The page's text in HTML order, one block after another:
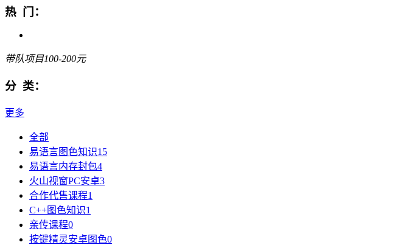
热 门：
带队项目100-200元
分 类：
更多
全部
易语言图色知识15
易语言内存封包4
火山视窗PC安卓3
合作代售课程1
C++图色知识1
亲传课程0
按键精灵安卓图色0